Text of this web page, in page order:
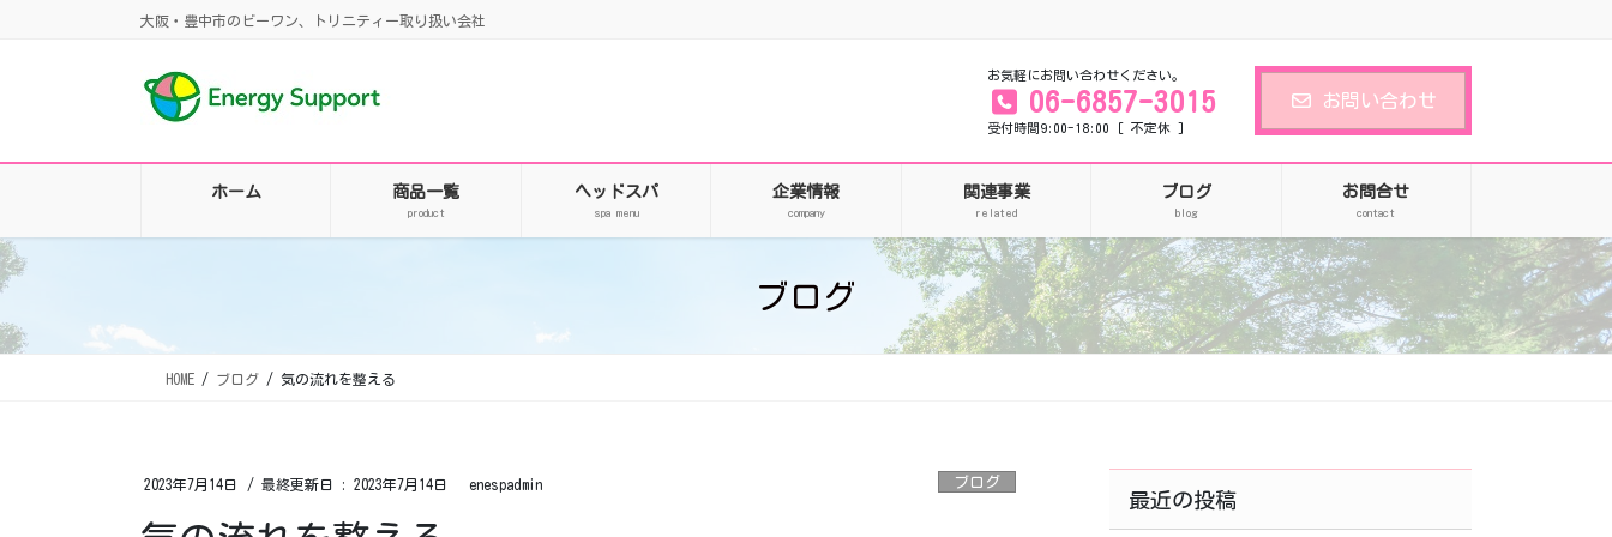
移
動
大阪・豊中市のビーワン、トリニティー取り扱い会社
お気軽にお問い合わせください。
06-6857-3015
受付時間9:00-18:00 [ 不定休 ]
お問い合わせ
ホーム 商品一覧
product
ヘッドスパ
spa menu
企業情報
company
関連事業
related
ブログ
blog
お問合せ
contact
ブログ
HOME ブログ 気の流れを整える
2023年7月14日 / 最終更新日 : 2023年7月14日 enespadmin ブログ
最近の投稿